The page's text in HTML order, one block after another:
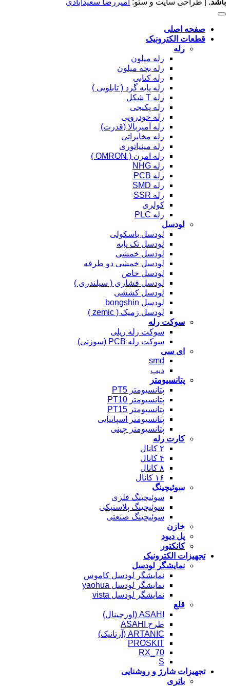
صفحه اصلی
قطعات الکترونیک
رله
رله میلون
رله بچه میلون
رله کتابی
رله پایه گرد ( تابلویی )
رله T شکل
رله پکیجی
رله خودرویی
رله آمپربالا (قدرت)
رله مخابراتی
رله مینیاتوری
رله امرن ( OMRON )
رله NHG
رله PCB
رله SMD
رله SSR
کولری
رله PLC
لودسل
لودسل باسکولی
لودسل تک پایه
لودسل خمشی
لودسل خمشی دو طرفه
لودسل خاص
لودسل فشاری ( سیلندری )
لودسل کششی
لودسل bongshin
لودسل زمیک ( zemic )
سوکت رله
سوکت رله ریلی
سوکت رله PCB (سوزنی)
ای سی
smd
دیپ
پتانسیومتر
پتانسیومتر PT5
پتانسیومتر PT10
پتانسیومتر PT15
پتانسیومتر اسپانیایی
پتانسیومتر چینی
کارت رله
۲ کانال
۴ کانال
۸ کانال
۱۶ کانال
سوئیچینگ
سوئیچینگ فلزی
سوئیچینگ پلاستیکی
سوئیچینگ صنعتی
خازن
پل دیود
کانکتور
تجهیزات الکترونیک
نمایشگر لودسل
نمایشگر لودسل کاموس
نمایشگر لودسل yaohua
نمایشگر لودسل vista
قلع
ASAHI (اورجینال)
طرح ASAHI
ARTANIC (آرتانیک)
PROSKIT
RX_70
S
تجهیزات شارژ و روشنایی
باتری